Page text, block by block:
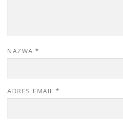
NAZWA *
ADRES EMAIL *